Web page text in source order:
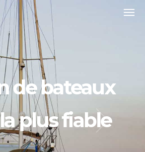
de bateaux
plus fiable